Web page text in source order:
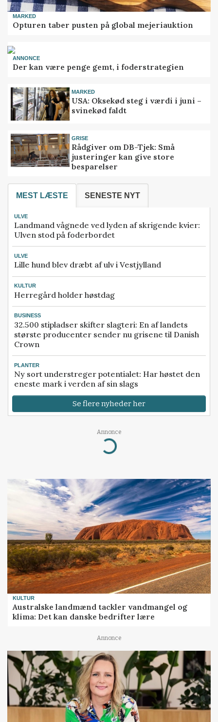
MARKED
Opturen taber pusten på global mejeriauktion
ANNONCE
Der kan være penge gemt, i foderstrategien
MARKED
USA: Oksekød steg i værdi i juni –
svinekød faldt
GRISE
Rådgiver om DB-Tjek: Små
justeringer kan give store
besparelser
MEST LÆSTE SENESTE NYT
ULVE
Landmand vågnede ved lyden af skrigende kvier:
Ulven stod på foderbordet
ULVE
Lille hund blev dræbt af ulv i Vestjylland
KULTUR
Herregård holder høstdag
BUSINESS
32.500 stipladser skifter slagteri: En af landets
største producenter sender nu grisene til Danish
Crown
PLANTER
Ny sort understreger potentialet: Har høstet den
eneste mark i verden af sin slags
Se flere nyheder her
Annonce
Loading...
KULTUR
Australske landmænd tackler vandmangel og
klima: Det kan danske bedrifter lære
Annonce